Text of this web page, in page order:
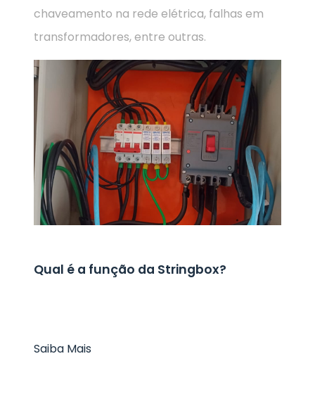
chaveamento na rede elétrica, falhas em
transformadores, entre outras.
Qual é a função da Stringbox?
Saiba Mais